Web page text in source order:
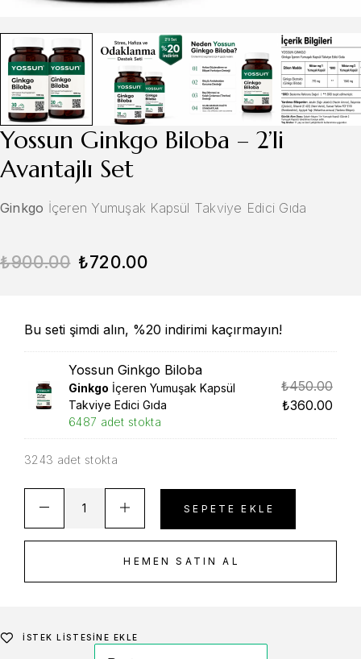
Yossun Ginkgo Biloba – 2’li
Avantajlı Set
Ginkgo İçeren Yumuşak Kapsül Takviye Edici Gıda
₺900.00 ₺720.00
Bu seti şimdi alın, %20 indirimi kaçırmayın!
Yossun Ginkgo Biloba
Ginkgo İçeren Yumuşak Kapsül
Takviye Edici Gıda
6487 adet stokta
₺450.00
₺360.00
3243 adet stokta
SEPETE EKLE
HEMEN SATIN AL
İSTEK LISTESINE EKLE